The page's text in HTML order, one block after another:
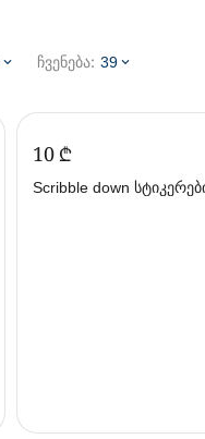
ჩვენება: 39
‍10‍ ₾
Scribble down